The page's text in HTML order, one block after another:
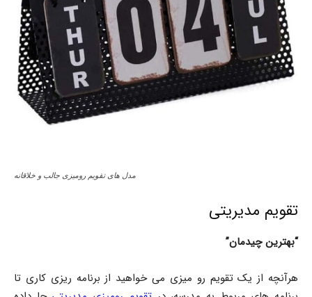
مدل های تقویم رومیزی جالب و خلاقانه
تقویم مدیریتی
“بهترین چیدمان”
هرآنچه از یک تقویم رو میزی می خواهید از برنامه ریزی کاری تا